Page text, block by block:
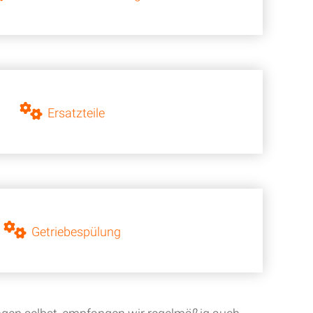
Ersatzteile
Getriebespülung